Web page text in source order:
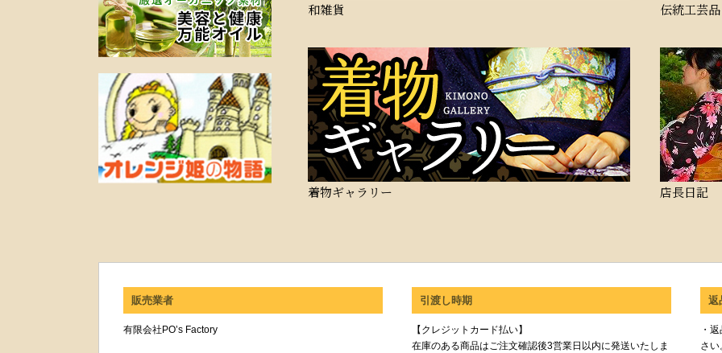
和雑貨 伝統工芸品
着物ギャラリー 店長日記
販売業者
有限会社PO’s Factory
引渡し時期
【クレジットカード払い】
在庫のある商品はご注文確認後3営業日以内に発送いたしま
返
・
さい